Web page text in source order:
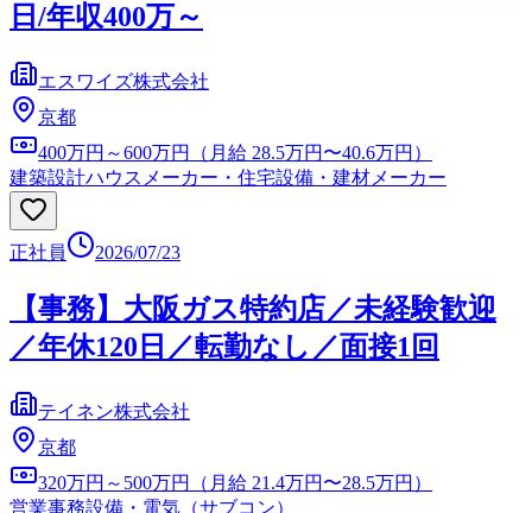
日/年収400万～
エスワイズ株式会社
京都
400万円～600万円（月給 28.5万円〜40.6万円）
建築設計ハウスメーカー・住宅設備・建材メーカー
正社員 2026/07/23
【事務】大阪ガス特約店／未経験歓迎
／年休120日／転勤なし／面接1回
テイネン株式会社
京都
320万円～500万円（月給 21.4万円〜28.5万円）
営業事務設備・電気（サブコン）